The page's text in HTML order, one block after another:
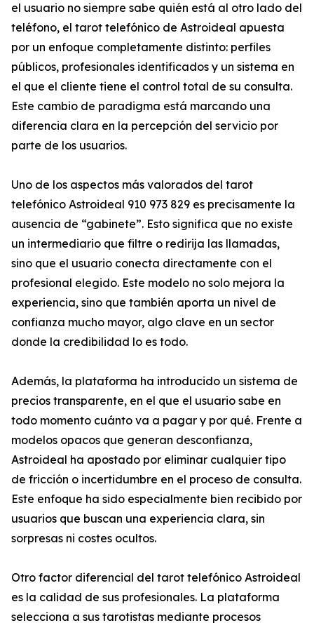
el usuario no siempre sabe quién está al otro lado del
teléfono, el tarot telefónico de Astroideal apuesta
por un enfoque completamente distinto: perfiles
públicos, profesionales identificados y un sistema en
el que el cliente tiene el control total de su consulta.
Este cambio de paradigma está marcando una
diferencia clara en la percepción del servicio por
parte de los usuarios.
Uno de los aspectos más valorados del tarot
telefónico Astroideal 910 973 829 es precisamente la
ausencia de “gabinete”. Esto significa que no existe
un intermediario que filtre o redirija las llamadas,
sino que el usuario conecta directamente con el
profesional elegido. Este modelo no solo mejora la
experiencia, sino que también aporta un nivel de
confianza mucho mayor, algo clave en un sector
donde la credibilidad lo es todo.
Además, la plataforma ha introducido un sistema de
precios transparente, en el que el usuario sabe en
todo momento cuánto va a pagar y por qué. Frente a
modelos opacos que generan desconfianza,
Astroideal ha apostado por eliminar cualquier tipo
de fricción o incertidumbre en el proceso de consulta.
Este enfoque ha sido especialmente bien recibido por
usuarios que buscan una experiencia clara, sin
sorpresas ni costes ocultos.
Otro factor diferencial del tarot telefónico Astroideal
es la calidad de sus profesionales. La plataforma
selecciona a sus tarotistas mediante procesos